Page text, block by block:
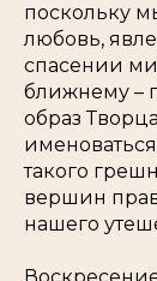
поскольку
любовь,
спасении
ближнему –
образ
такого
вершин
нашего